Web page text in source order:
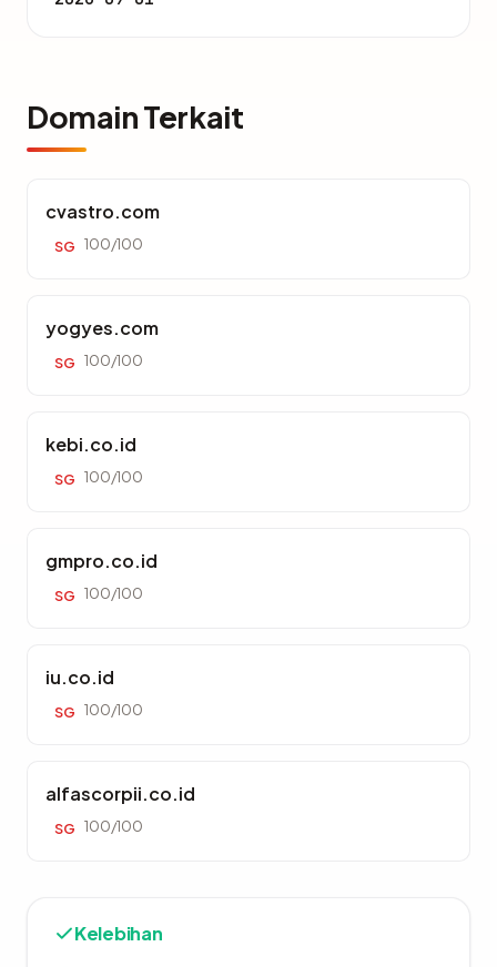
Domain Terkait
cvastro.com
SG 100/100
yogyes.com
SG 100/100
kebi.co.id
SG 100/100
gmpro.co.id
SG 100/100
iu.co.id
SG 100/100
alfascorpii.co.id
SG 100/100
Kelebihan